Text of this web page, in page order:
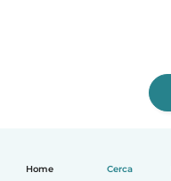
Home Cerca